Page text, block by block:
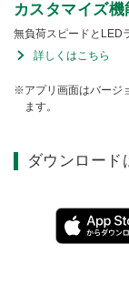
カスタマイズ機
無負荷スピードとLED
詳しくはこちら
アプリ画面はバージ
ます。
ダウンロード